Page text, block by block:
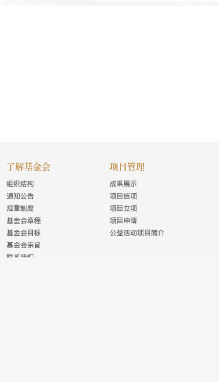
了解基金会
组织结构
通知公告
规章制度
基金会章程
基金会目标
基金会宗旨
联系我们
项目管理
成果展示
项目结项
项目立项
项目申请
公益活动项目简介